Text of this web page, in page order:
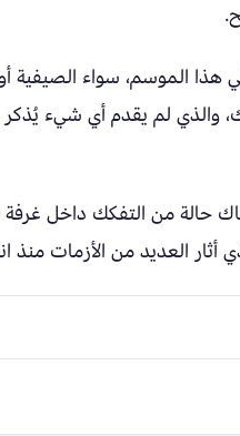
الموسم، سواء الصيفية
والذي لم يقدم أي شيء يُذكر
حالة من التفكك داخل غرفة
أثار العديد من الأزمات منذ